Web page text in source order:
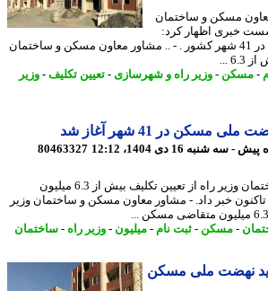
مسکن و ساختمان
اظهار کرد:
ثبت نام نهضت ملی مسکن در 41 شهر کشور . - .. مشاور معاون مسکن و ساختمان
-وزیر راه و شهرسازی- تعیین تکلیف-وزیر
در 41 شهر آغاز شد
80463327
مشاور معاون مسکن و ساختمان وزیر راه از تعیین تکلیف بیش از 6.3 میلیون
مسکن از سال 98 تاکنون خبر داد. - مشاور معاون مسکن و ساختمان وزیر
-مسکن-ثبت نام-میلیون-وزیر راه - ساختمان
نهضت ملی مسکن